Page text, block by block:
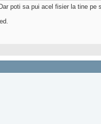
poti sa pui acel fisier la tine